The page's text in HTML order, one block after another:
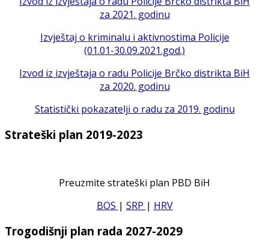
za 2021. godinu
Izvještaj o kriminalu i aktivnostima Policije
(01.01-30.09.2021.god.)
Izvod iz izvještaja o radu Policije Brčko distrikta BiH
za 2020. godinu
Statistički pokazatelji o radu za 2019. godinu
Strateški plan 2019-2023
Preuzmite strateški plan PBD BiH
BOS | SRP | HRV
Trogodišnji plan rada 2027-2029